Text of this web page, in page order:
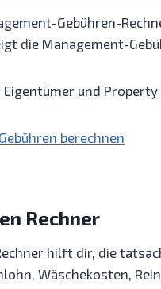
Gebühren-
die Management-
und
berechnen
Rechner
hilft dir, die
Wäschekosten,